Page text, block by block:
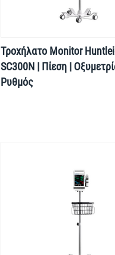
Τροχήλατο Monitor
SC300N | Πίεση |
Ρυθμός